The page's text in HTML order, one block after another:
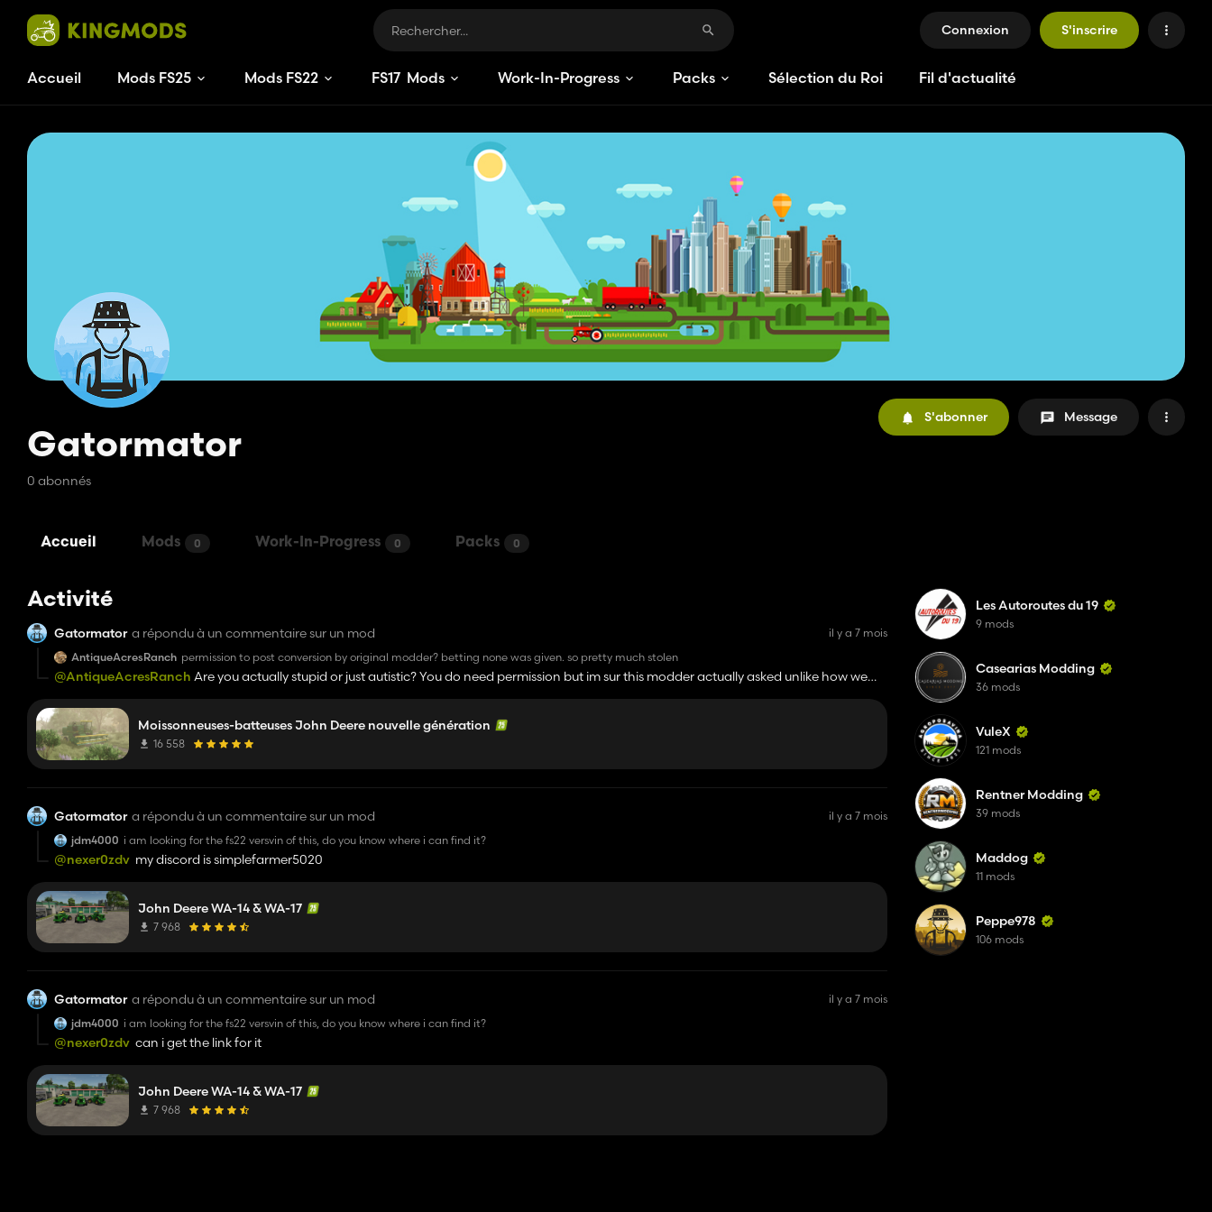
Connexion S'inscrire
Accueil Mods FS25 Mods FS22 FS17 Mods Work-In-Progress Packs Sélection du Roi Fil d'actualité
Gatormator
0 abonnés
S'abonner Message
Accueil Mods 0 Work-In-Progress 0 Packs 0
Activité
Gatormator a répondu à un commentaire sur un mod
il y a 7 mois
AntiqueAcresRanch permission to post conversion by original modder? betting none was given. so pretty much stolen
@AntiqueAcresRanch Are you actually stupid or just autistic? You do need permission but im sur this modder actually asked unlike how we
Moissonneuses-batteuses John Deere nouvelle génération
16 558
Gatormator a répondu à un commentaire sur un mod
il y a 7 mois
jdm4000 i am looking for the fs22 versvin of this, do you know where i can find it?
@nexer0zdv my discord is simplefarmer5020
John Deere WA-14 & WA-17
7 968
Gatormator a répondu à un commentaire sur un mod
il y a 7 mois
jdm4000 i am looking for the fs22 versvin of this, do you know where i can find it?
@nexer0zdv can i get the link for it
John Deere WA-14 & WA-17
7 968
Les Autoroutes du 19
9 mods
Casearias Modding
36 mods
VuleX
121 mods
Rentner Modding
39 mods
Maddog
11 mods
Peppe978
106 mods